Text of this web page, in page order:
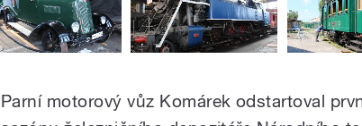
Parní motorový vůz Komárek odstartoval